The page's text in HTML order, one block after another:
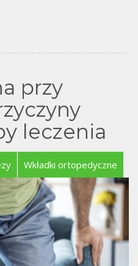
przy
leczenia
Wkładki ortopedyczne